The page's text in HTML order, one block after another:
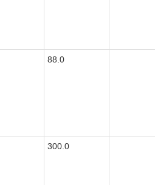
88.0
300.0